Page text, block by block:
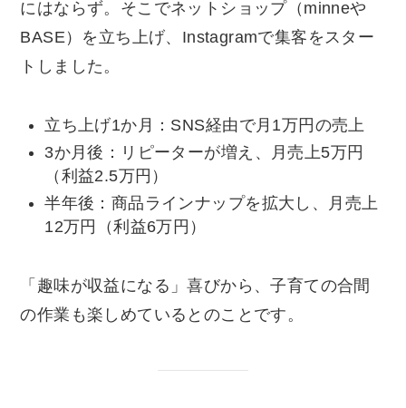
にはならず。そこでネットショップ（minneや
BASE）を立ち上げ、Instagramで集客をスター
トしました。
立ち上げ1か月：SNS経由で月1万円の売上
3か月後：リピーターが増え、月売上5万円
（利益2.5万円）
半年後：商品ラインナップを拡大し、月売上
12万円（利益6万円）
「趣味が収益になる」喜びから、子育ての合間
の作業も楽しめているとのことです。